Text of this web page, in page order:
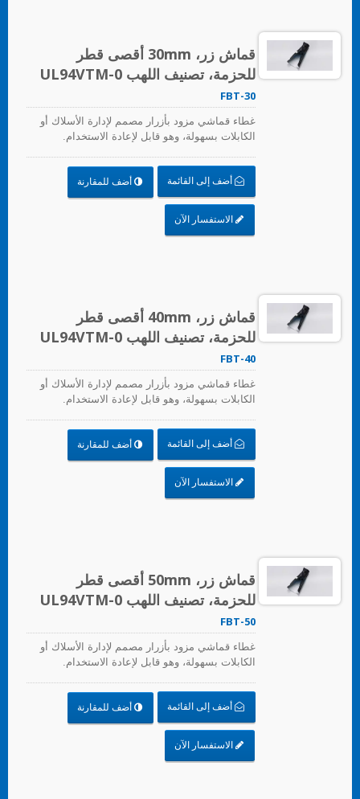
قماش زر، 30mm أقصى قطر
للحزمة، تصنيف اللهب UL94VTM-0
FBT-30
غطاء قماشي مزود بأزرار مصمم لإدارة الأسلاك أو
الكابلات بسهولة، وهو قابل لإعادة الاستخدام.
أضف إلى القائمة أضف للمقارنة
الاستفسار الآن
قماش زر، 40mm أقصى قطر
للحزمة، تصنيف اللهب UL94VTM-0
FBT-40
غطاء قماشي مزود بأزرار مصمم لإدارة الأسلاك أو
الكابلات بسهولة، وهو قابل لإعادة الاستخدام.
أضف إلى القائمة أضف للمقارنة
الاستفسار الآن
قماش زر، 50mm أقصى قطر
للحزمة، تصنيف اللهب UL94VTM-0
FBT-50
غطاء قماشي مزود بأزرار مصمم لإدارة الأسلاك أو
الكابلات بسهولة، وهو قابل لإعادة الاستخدام.
أضف إلى القائمة أضف للمقارنة
الاستفسار الآن